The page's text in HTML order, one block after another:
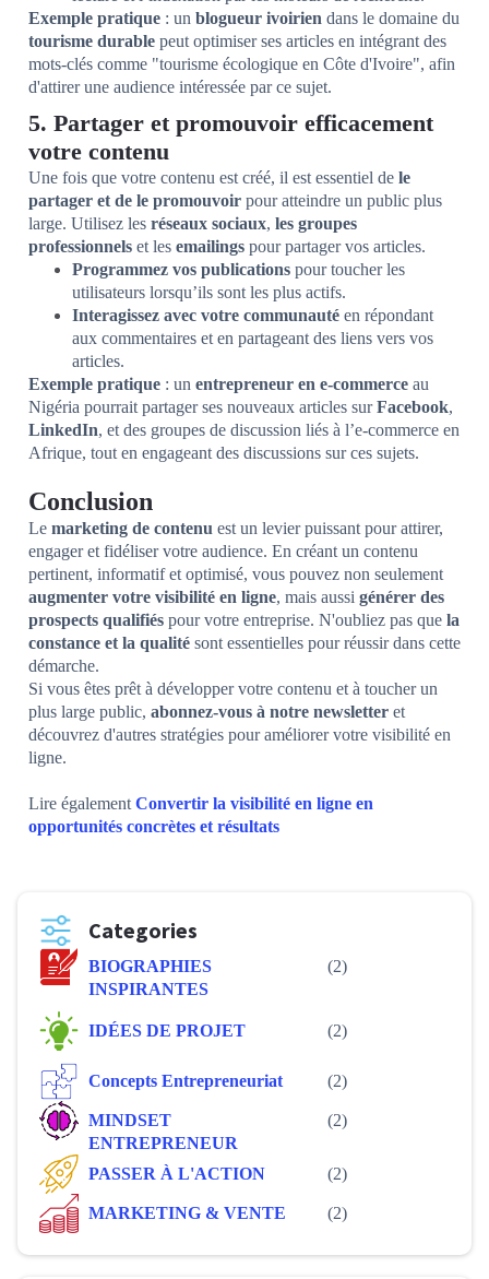
Exemple pratique : un blogueur ivoirien dans le domaine du
tourisme durable peut optimiser ses articles en intégrant des
mots-clés comme "tourisme écologique en Côte d'Ivoire", afin
d'attirer une audience intéressée par ce sujet.
5. Partager et promouvoir efficacement
votre contenu
Une fois que votre contenu est créé, il est essentiel de le
partager et de le promouvoir pour atteindre un public plus
large. Utilisez les réseaux sociaux, les groupes
professionnels et les emailings pour partager vos articles.
Programmez vos publications pour toucher les
utilisateurs lorsqu’ils sont les plus actifs.
Interagissez avec votre communauté en répondant
aux commentaires et en partageant des liens vers vos
articles.
Exemple pratique : un entrepreneur en e-commerce au
Nigéria pourrait partager ses nouveaux articles surFacebook,
LinkedIn, et des groupes de discussion liés à l’e-commerce en
Afrique, tout en engageant des discussions sur ces sujets.
Conclusion
Le marketing de contenu est un levier puissant pour attirer,
engager et fidéliser votre audience. En créant un contenu
pertinent, informatif et optimisé, vous pouvez non seulement
augmenter votre visibilité en ligne, mais aussi générer des
prospects qualifiés pour votre entreprise. N'oubliez pas que la
constance et la qualité sont essentielles pour réussir dans cette
démarche.
Si vous êtes prêt à développer votre contenu et à toucher un
plus large public, abonnez-vous à notre newsletter et
découvrez d'autres stratégies pour améliorer votre visibilité en
ligne.
Lire également Convertir la visibilité en ligne en
opportunités concrètes et résultats
Categories
BIOGRAPHIES
INSPIRANTES
(2)
IDÉES DE PROJET (2)
Concepts Entrepreneuriat (2)
MINDSET
ENTREPRENEUR
(2)
PASSER À L'ACTION (2)
MARKETING & VENTE (2)